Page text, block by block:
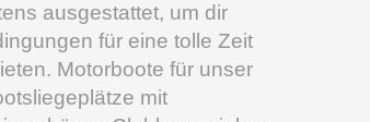
ausgestattet, um dir
für eine tolle Zeit
Motorboote für unser
mit